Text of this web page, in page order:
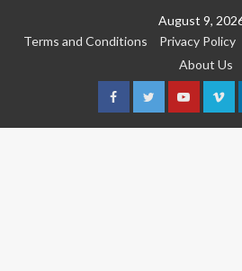
August 9,
Terms and Conditions
Privacy Policy
About Us
FacebookTwitterYoutube